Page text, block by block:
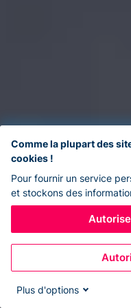
Comme la plupart des
cookies !
Pour fournir un service
et stockons des
Plus d'options